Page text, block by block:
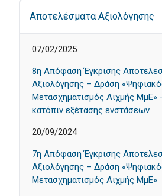
Αποτελέσματα Αξιολόγησης
07/02/2025
8η Απόφαση Έγκρισης
Αξιολόγησης – Δράση
Μετασχηματισμός Αιχμής ΜμΕ»
κατόπιν εξέτασης ενστάσεων
20/09/2024
7η Απόφαση Έγκρισης
Αξιολόγησης – Δράση
Μετασχηματισμός Αιχμής ΜμΕ»